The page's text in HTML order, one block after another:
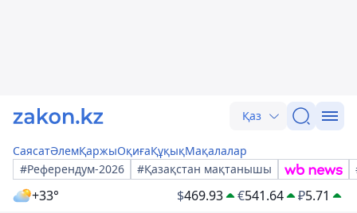
Қаз
СаясатӘлемҚаржыОқиғаҚұқықМақалалар
#Референдум-2026
#Қазақстан мақтанышы
+33° $469.93 €541.64 ₽5.71